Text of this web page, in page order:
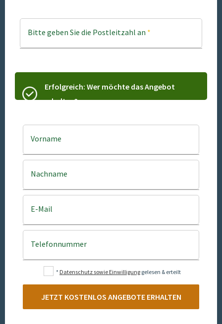
Bitte geben Sie die Postleitzahl an *
Erfolgreich: Wer möchte das Angebot
erhalten?
Vorname
Nachname
E-Mail
Telefonnummer
* Datenschutz sowie Einwilligung gelesen & erteilt
JETZT KOSTENLOS ANGEBOTE ERHALTEN